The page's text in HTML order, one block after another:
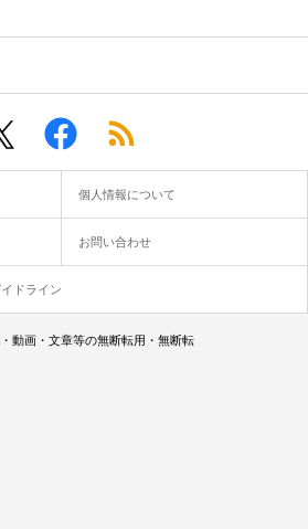
個人情報について
お問い合わせ
ドライン
動画・文章等の無断転用・無断転